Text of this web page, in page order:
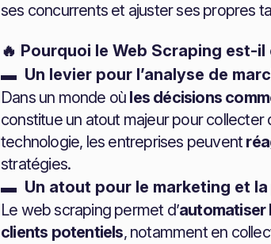
ses concurrents et ajuster ses propres
🔥 Pourquoi le Web Scraping est-il
▬ Un levier pour l’analyse de
Dans un monde où les décisions
constitue un atout majeur pour
technologie, les entreprises peuvent
stratégies.
▬ Un atout pour le marketing et la
Le web scraping permet d’automatiser
clients potentiels, notamment en